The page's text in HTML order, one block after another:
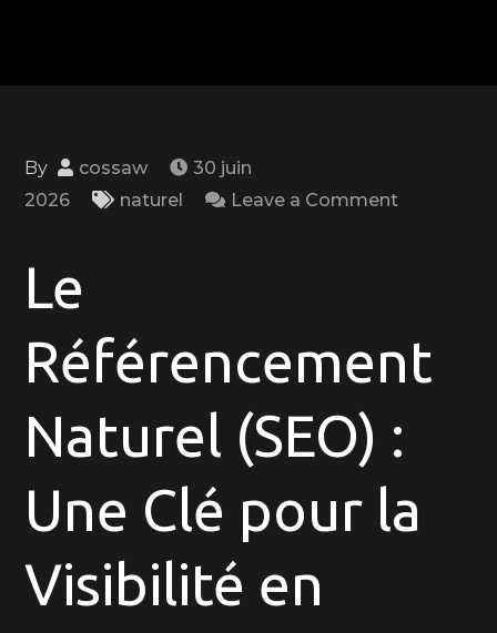
By cossaw
30 juin
2026
naturel Leave a Comment
Naturel
pour
Site
Web
Le
Référencement
Naturel (SEO) :
Une Clé pour la
Visibilité en